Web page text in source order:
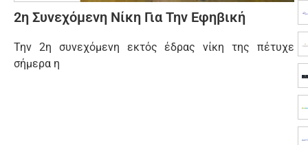
2η Συνεχόμενη Νίκη Για Την Εφηβική
Την 2η συνεχόμενη εκτός έδρας νίκη της πέτυχε
σήμερα η